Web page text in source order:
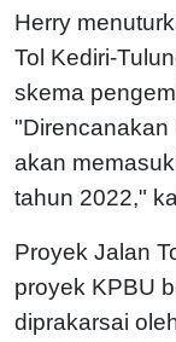
Herry
Tol Kediri-
skema
"Direncanakan
akan
tahun 2022,"
Proyek Jalan
proyek KPBU
diprakarsai